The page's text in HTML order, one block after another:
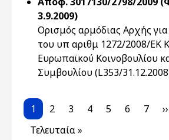
3.9.2009)
Ορισμός αρμόδιας Αρχής
του υπ αριθμ 1272/2008/ΕΚ
Ευρωπαϊκού Κοινοβουλίου
Συμβουλίου (L353/
Pagination
Current page
1 Page
2 Page
3 Page
4 Page
5 Page
6 Page
7
››
Last page
Τελευταία »